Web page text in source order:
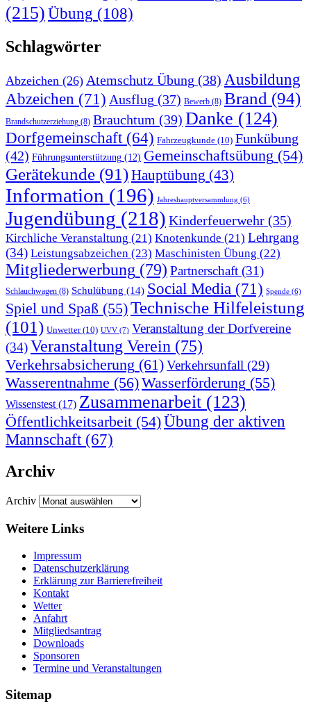
(215)Übung (108)
Schlagwörter
Abzeichen (26) Atemschutz Übung (38) Ausbildung
Abzeichen (71) Ausflug (37) Bewerb (8) Brand (94)
Brandschutzerziehung (8) Brauchtum (39) Danke (124)
Dorfgemeinschaft (64) Fahrzeugkunde (10) Funkübung
(42) Führungsunterstützung (12) Gemeinschaftsübung (54)
Gerätekunde (91)Hauptübung (43)
Information (196) Jahreshauptversammlung (6)
Jugendübung (218) Kinderfeuerwehr (35)
Kirchliche Veranstaltung (21) Knotenkunde (21) Lehrgang
(34) Leistungsabzeichen (23) Maschinisten Übung (22)
Mitgliederwerbung (79) Partnerschaft (31)
Schlauchwagen (8) Schulübung (14) Social Media (71) Spende (6)
Spiel und Spaß (55)Technische Hilfeleistung
(101) Unwetter(10) UVV (7) Veranstaltung der Dorfvereine
(34)Veranstaltung Verein (75)
Verkehrsabsicherung (61)Verkehrsunfall (29)
Wasserentnahme (56)Wasserförderung (55)
Wissenstest (17) Zusammenarbeit (123)
Öffentlichkeitsarbeit (54)Übung der aktiven
Mannschaft (67)
Archiv
Archiv
Weitere Links
Impressum
Datenschutzerklärung
Erklärung zur Barriere­frei­heit
Kontakt
Wetter
Anfahrt
Mitgliedsantrag
Downloads
Sponsoren
Termine und Veranstaltungen
Sitemap